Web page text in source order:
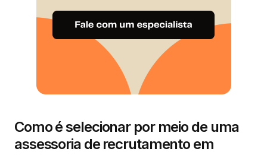
Como é selecionar por meio de uma
assessoria de recrutamento em